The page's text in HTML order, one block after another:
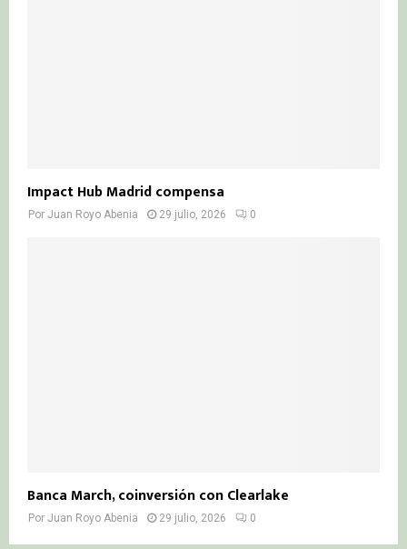
Impact Hub Madrid compensa
Por Juan Royo Abenia 29 julio, 2026 0
Banca March, coinversión con Clearlake
Por Juan Royo Abenia 29 julio, 2026 0